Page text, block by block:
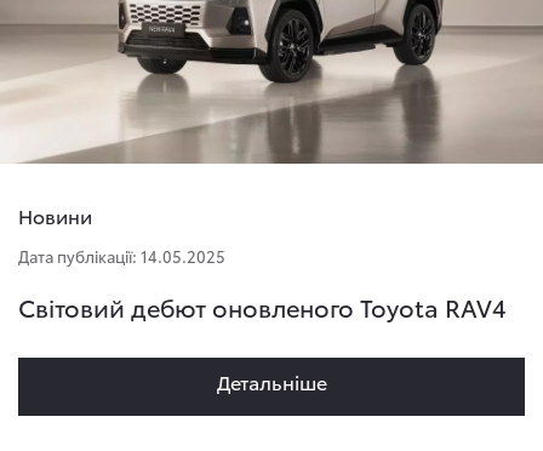
Новини
Дата публікації: 14.05.2025
Світовий дебют оновленого Toyota RAV4
Детальнiше